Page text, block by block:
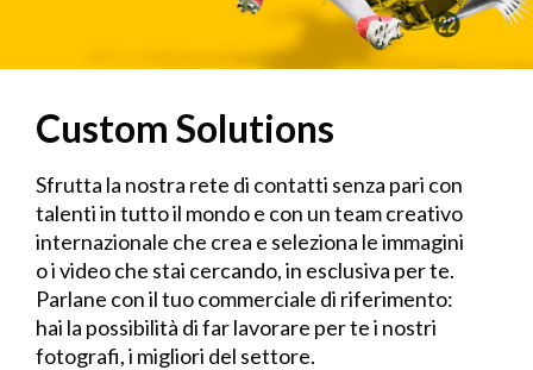
Custom Solutions
Sfrutta la nostra rete di contatti senza pari con
talenti in tutto il mondo e con un team creativo
internazionale che crea e seleziona le immagini
o i video che stai cercando, in esclusiva per te.
Parlane con il tuo commerciale di riferimento:
hai la possibilità di far lavorare per te i nostri
fotografi, i migliori del settore.